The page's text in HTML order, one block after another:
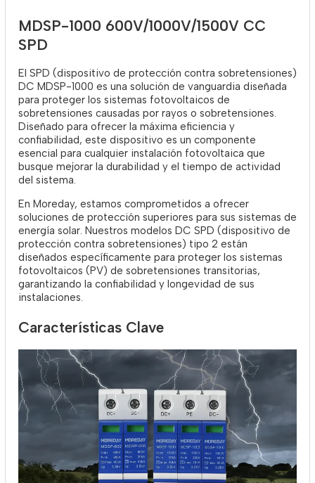
MDSP-1000 600V/1000V/1500V CC
SPD
El SPD (dispositivo de protección contra sobretensiones)
DC MDSP-1000 es una solución de vanguardia diseñada
para proteger los sistemas fotovoltaicos de
sobretensiones causadas por rayos o sobretensiones.
Diseñado para ofrecer la máxima eficiencia y
confiabilidad, este dispositivo es un componente
esencial para cualquier instalación fotovoltaica que
busque mejorar la durabilidad y el tiempo de actividad
del sistema.
En Moreday, estamos comprometidos a ofrecer
soluciones de protección superiores para sus sistemas de
energía solar. Nuestros modelos DC SPD (dispositivo de
protección contra sobretensiones) tipo 2 están
diseñados específicamente para proteger los sistemas
fotovoltaicos (PV) de sobretensiones transitorias,
garantizando la confiabilidad y longevidad de sus
instalaciones.
Características Clave